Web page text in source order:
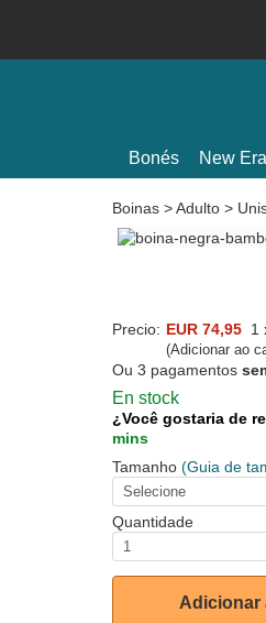
Bonés New Era
Boinas >Adulto >
Precio: EUR 74,95 1
(Adicionar ao
Ou 3 pagamentos
En stock
¿Você gostaria de
mins
Tamanho (Guia de
Quantidade
Adicionar